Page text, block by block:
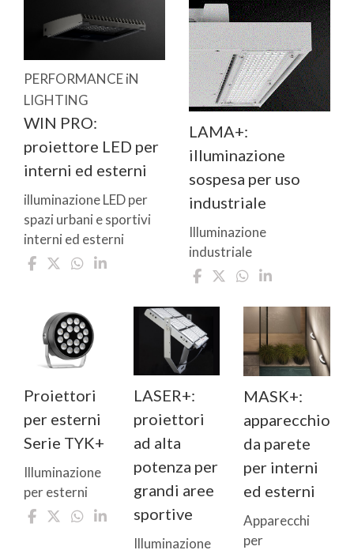
PERFORMANCE iN
LIGHTING
WIN PRO:
proiettore LED per
interni ed esterni
illuminazione LED per
spazi urbani e sportivi
interni ed esterni
LAMA+:
illuminazione
sospesa per uso
industriale
Illuminazione
industriale
Proiettori
per esterni
Serie TYK+
Illuminazione
per esterni
LASER+:
proiettori
ad alta
potenza per
grandi aree
sportive
Illuminazione
MASK+:
apparecchio
da parete
per interni
ed esterni
Apparecchi
per